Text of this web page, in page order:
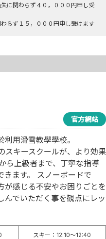
に関わらず４０，０００円申し受
らず１５，０００円申し受けます
官方網站
用滑雪教學學校。
スキースクールが、より効果
ら上級者まで、丁寧な指導
きます。 スノーボードで
が感じる不安やお困りごとを
んでいただく事を観点にレッ
スキー：12:10～12:40